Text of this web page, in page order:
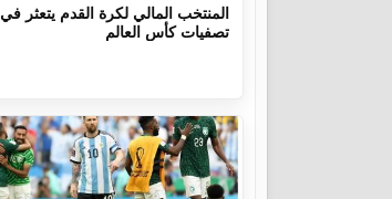
المنتخب المالي لكرة القدم يتعثر في
تصفيات كأس العالم